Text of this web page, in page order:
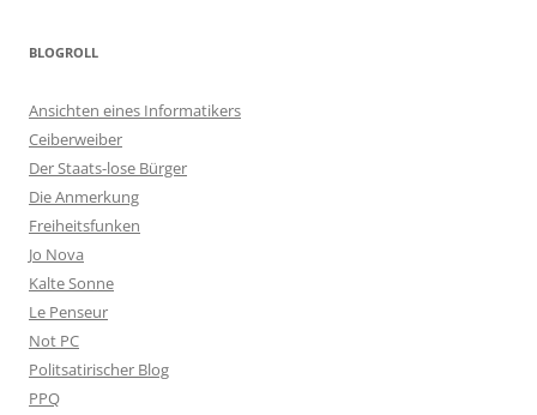
BLOGROLL
Ansichten eines Informatikers
Ceiberweiber
Der Staats-lose Bürger
Die Anmerkung
Freiheitsfunken
Jo Nova
Kalte Sonne
Le Penseur
Not PC
Politsatirischer Blog
PPQ